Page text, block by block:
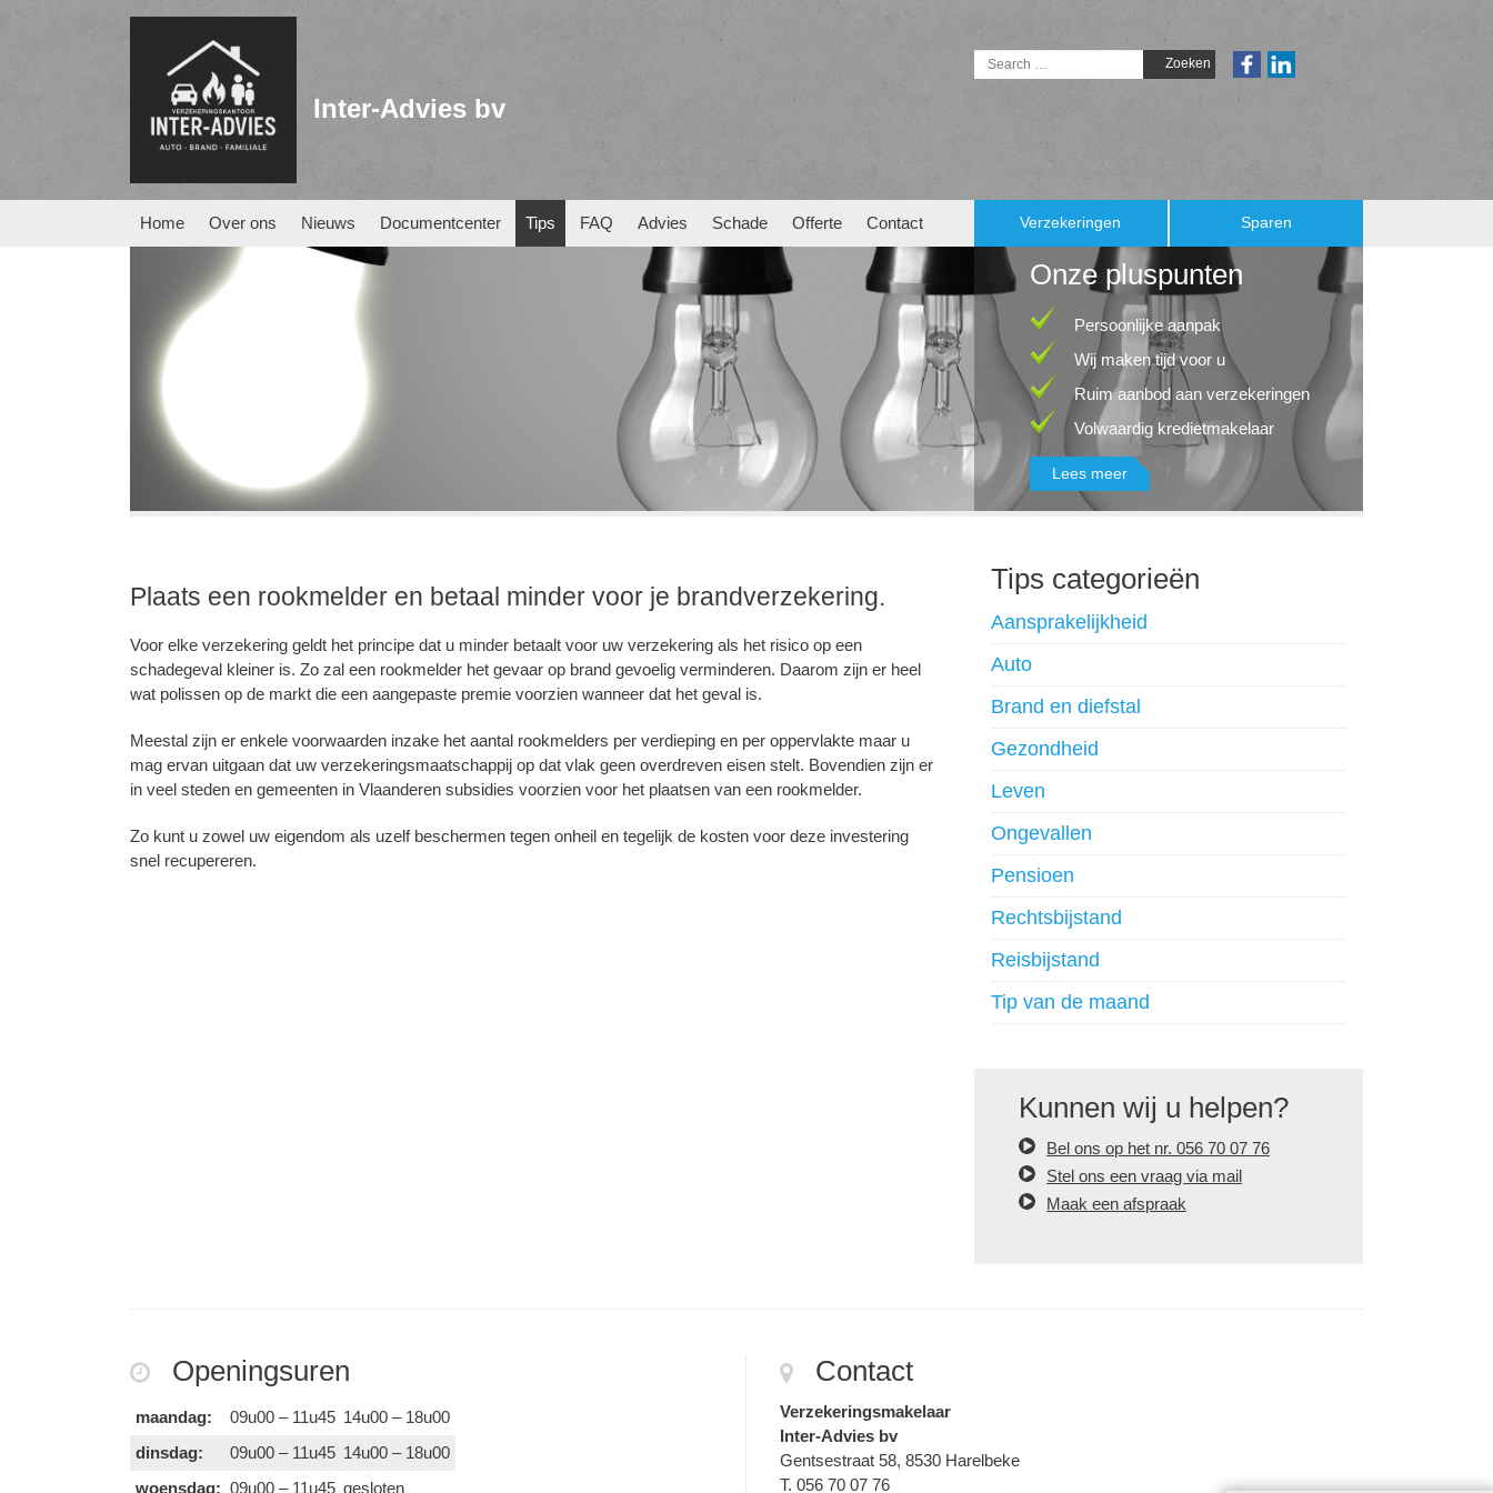
Inter-Advies bv
Home Over ons Nieuws Documentcenter Tips FAQ Advies Schade Offerte Contact Verzekeringen Sparen
Onze pluspunten
Persoonlijke aanpak
Wij maken tijd voor u
Ruim aanbod aan verzekeringen
Volwaardig kredietmakelaar
Lees meer
Plaats een rookmelder en betaal minder voor je brandverzekering.
Voor elke verzekering geldt het principe dat u minder betaalt voor uw verzekering als het risico op een
schadegeval kleiner is. Zo zal een rookmelder het gevaar op brand gevoelig verminderen. Daarom zijn er heel
wat polissen op de markt die een aangepaste premie voorzien wanneer dat het geval is.
Meestal zijn er enkele voorwaarden inzake het aantal rookmelders per verdieping en per oppervlakte maar u
mag ervan uitgaan dat uw verzekeringsmaatschappij op dat vlak geen overdreven eisen stelt. Bovendien zijn er
in veel steden en gemeenten in Vlaanderen subsidies voorzien voor het plaatsen van een rookmelder.
Zo kunt u zowel uw eigendom als uzelf beschermen tegen onheil en tegelijk de kosten voor deze investering
snel recupereren.
Tips categorieën
Aansprakelijkheid
Auto
Brand en diefstal
Gezondheid
Leven
Ongevallen
Pensioen
Rechtsbijstand
Reisbijstand
Tip van de maand
Kunnen wij u helpen?
Bel ons op het nr. 056 70 07 76
Stel ons een vraag via mail
Maak een afspraak
Openingsuren
maandag: 09u00 – 11u45 14u00 – 18u00
dinsdag:
09u00 – 11u45 14u00 – 18u00
woensdag: 09u00 – 11u45 gesloten
Contact
Verzekeringsmakelaar
Inter-Advies bv
Gentsestraat 58, 8530 Harelbeke
T. 056 70 07 76